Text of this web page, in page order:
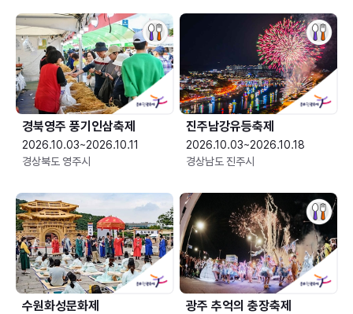
경북영주 풍기인삼축제
2026.10.03~2026.10.11
경상북도 영주시
진주남강유등축제
2026.10.03~2026.10.18
경상남도 진주시
수원화성문화제 광주 추억의 충장축제